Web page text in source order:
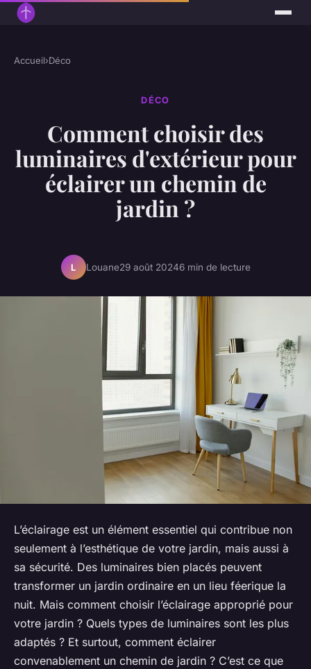
Accueil›Déco
DÉCO
Comment choisir des
luminaires d'extérieur pour
éclairer un chemin de
jardin ?
L Louane29 août 20246 min de lecture
L’éclairage est un élément essentiel qui contribue non
seulement à l’esthétique de votre jardin, mais aussi à
sa sécurité. Des luminaires bien placés peuvent
transformer un jardin ordinaire en un lieu féerique la
nuit. Mais comment choisir l’éclairage approprié pour
votre jardin ? Quels types de luminaires sont les plus
adaptés ? Et surtout, comment éclairer
convenablement un chemin de jardin ? C’est ce que